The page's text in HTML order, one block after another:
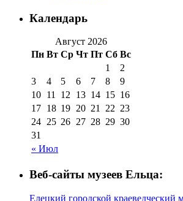
Календарь
Август 2026
Пн Вт Ср Чт Пт Сб Вс
« Июл
1
2
3
4 5 6 7 8
9
10 11 12 13 14 15 16
17 18 19 20 21 22 23
24 25 26 27 28 29 30
31
Веб-сайты музеев Ельца:
Елецкий городской краеведческий